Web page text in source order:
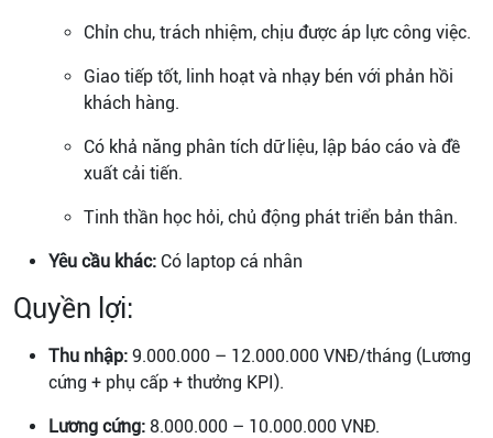
Chỉn chu, trách nhiệm, chịu được áp lực công việc.
Giao tiếp tốt, linh hoạt và nhạy bén với phản hồi
khách hàng.
Có khả năng phân tích dữ liệu, lập báo cáo và đề
xuất cải tiến.
Tinh thần học hỏi, chủ động phát triển bản thân.
Yêu cầu khác: Có laptop cá nhân
Quyền lợi:
Thu nhập: 9.000.000 – 12.000.000 VNĐ/tháng (Lương
cứng + phụ cấp + thưởng KPI).
Lương cứng: 8.000.000 – 10.000.000 VNĐ.